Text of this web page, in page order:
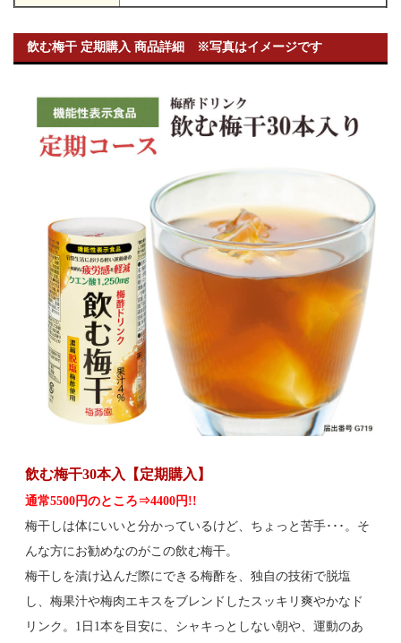
飲む梅干 定期購入 商品詳細 ※写真はイメージです
飲む梅干30本入【定期購入】
通常5500円のところ⇒4400円!!
梅干しは体にいいと分かっているけど、ちょっと苦手･･･。そ
んな方にお勧めなのがこの飲む梅干。
梅干しを漬け込んだ際にできる梅酢を、独自の技術で脱塩
し、梅果汁や梅肉エキスをブレンドしたスッキリ爽やかなド
リンク。1日1本を目安に、シャキっとしない朝や、運動のあ